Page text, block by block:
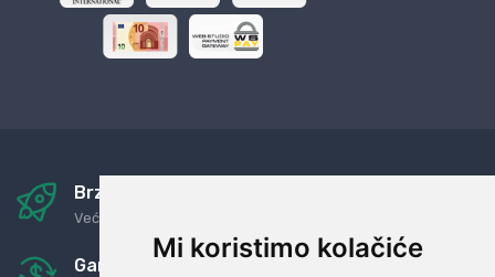
Mi koristimo kolačiće
Brza i sigurna dostava
Već za nekoliko dana kod vas
Garancija u povrat novaca